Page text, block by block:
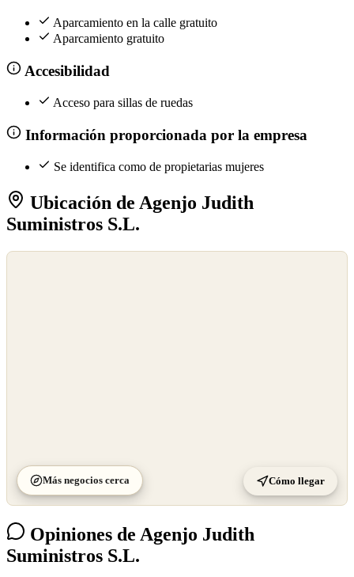
Aparcamiento en la calle gratuito
Aparcamiento gratuito
Accesibilidad
Acceso para sillas de ruedas
Información proporcionada por la empresa
Se identifica como de propietarias mujeres
Ubicación de Agenjo Judith
Suministros S.L.
Más negocios cerca Cómo llegar
Opiniones de Agenjo Judith
Suministros S.L.